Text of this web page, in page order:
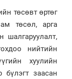
төсөвт өртөг
төсөл, арга
шалгаруулалт,
нийтийн
хуулийн
бүлэгт заасан